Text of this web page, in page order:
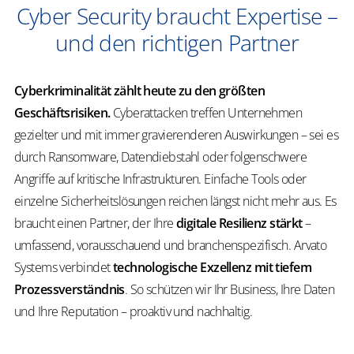
Cyber Security braucht Expertise –
und den richtigen Partner
Cyberkriminalität zählt heute zu den größten
Geschäftsrisiken.Cyberattacken treffen Unternehmen
gezielter und mit immer gravierenderen Auswirkungen – sei es
durch Ransomware, Datendiebstahl oder folgenschwere
Angriffe auf kritische Infrastrukturen. Einfache Tools oder
einzelne Sicherheitslösungen reichen längst nicht mehr aus. Es
braucht einen Partner, der Ihredigitale Resilienz stärkt–
umfassend, vorausschauend und branchenspezifisch. Arvato
Systems verbindettechnologische Exzellenz mit tiefem
Prozessverständnis. So schützen wir Ihr Business, Ihre Daten
und Ihre Reputation – proaktiv und nachhaltig.